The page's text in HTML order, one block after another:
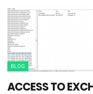
BLOG
ACCESS TO